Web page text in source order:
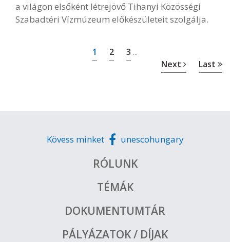
a világon elsőként létrejövő Tihanyi Közösségi
Szabadtéri Vízmúzeum előkészületeit szolgálja.
1 2 3 ...
Next Last
Kövess minket unescohungary
RÓLUNK
TÉMÁK
DOKUMENTUMTÁR
PÁLYÁZATOK / DÍJAK